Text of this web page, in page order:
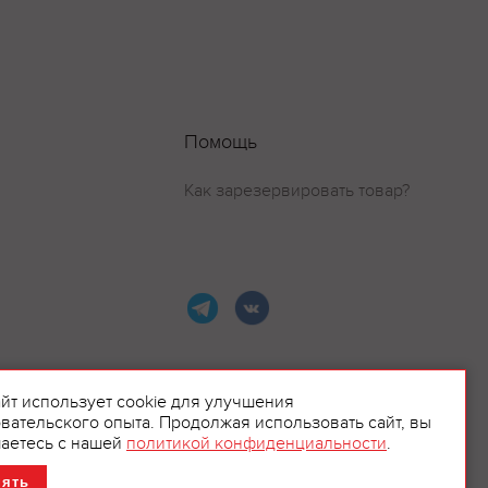
Помощь
Как зарезервировать товар?
использует cookie для улучшения
опыта. Продолжая использовать сайт, вы
с нашей политикой конфиденциальности.